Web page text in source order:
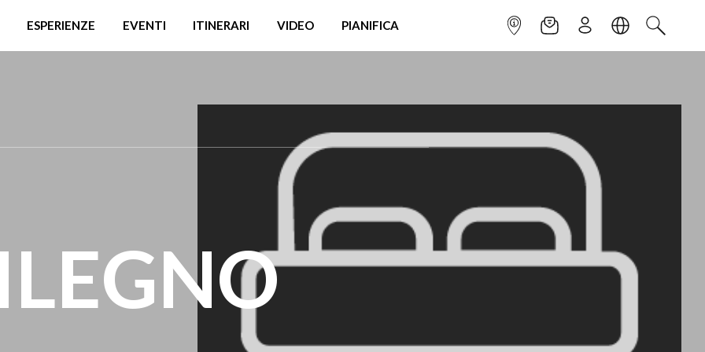
ESPERIENZE EVENTI ITINERARI VIDEO PIANIFICA INFOPOINTNEWSLETTER
ISCRIVITILINGUACERCA